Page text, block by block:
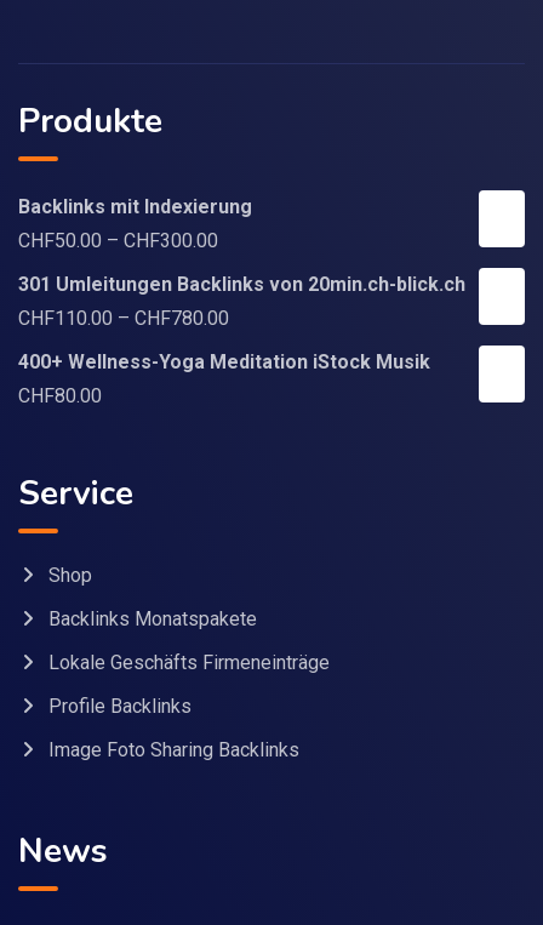
Produkte
Backlinks mit Indexierung
CHF50.00 – CHF300.00
301 Umleitungen Backlinks von 20min.ch-blick.ch
CHF110.00 – CHF780.00
400+ Wellness-Yoga Meditation iStock Musik
CHF80.00
Service
Shop
Backlinks Monatspakete
Lokale Geschäfts Firmeneinträge
Profile Backlinks
Image Foto Sharing Backlinks
News